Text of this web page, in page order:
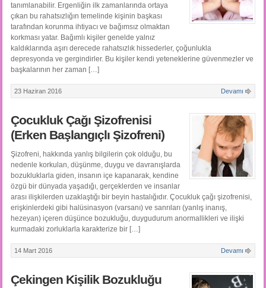
tanımlanabilir. Ergenliğin ilk zamanlarında ortaya
çıkan bu rahatsızlığın temelinde kişinin başkası
tarafından korunma ihtiyacı ve bağımsız olmaktan
korkması yatar. Bağımlı kişiler genelde yalnız
kaldıklarında aşırı derecede rahatsızlık hissederler, çoğunlukla
depresyonda ve gergindirler. Bu kişiler kendi yeteneklerine güvenmezler ve
başkalarının her zaman […]
23 Haziran 2016 Devamı
Çocukluk Çağı Şizofrenisi
(Erken Başlangıçlı Şizofreni)
Şizofreni, hakkında yanlış bilgilerin çok olduğu, bu
nedenle korkulan, düşünme, duygu ve davranışlarda
bozukluklarla giden, insanın içe kapanarak, kendine
özgü bir dünyada yaşadığı, gerçeklerden ve insanlar
arası ilişkilerden uzaklaştığı bir beyin hastalığıdır. Çocukluk çağı şizofrenisi,
erişkinlerdeki gibi halüsinasyon (varsanı) ve sanrıları (yanlış inanış,
hezeyan) içeren düşünce bozukluğu, duygudurum anormallikleri ve ilişki
kurmadaki zorluklarla karakterize bir […]
14 Mart 2016 Devamı
Çekingen Kişilik Bozukluğu